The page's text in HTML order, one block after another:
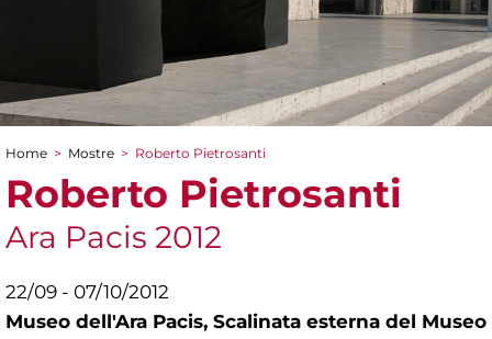
Tu sei qui
Home > Mostre > Roberto Pietrosanti
Roberto Pietrosanti
Ara Pacis 2012
22/09 - 07/10/2012
Museo dell'Ara Pacis, Scalinata esterna del Museo